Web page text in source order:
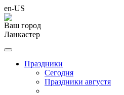
en-US
Ваш город
Ланкастер
Праздники
Cегодня
Праздники августя